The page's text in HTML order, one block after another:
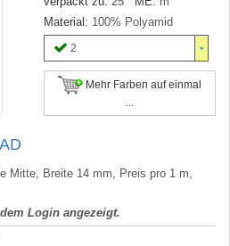
Material: 100% Polyamid
2
Mehr Farben auf einmal
Mitte, Breite 14 mm, Preis pro 1 m,
Login angezeigt.